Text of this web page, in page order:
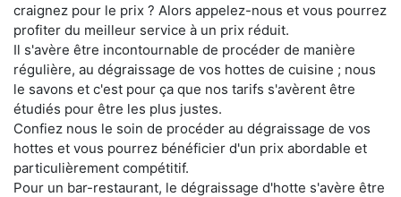
craignez pour le prix ? Alors appelez-nous et vous pourrez
profiter du meilleur service à un prix réduit.
Il s'avère être incontournable de procéder de manière
régulière, au dégraissage de vos hottes de cuisine ; nous
le savons et c'est pour ça que nos tarifs s'avèrent être
étudiés pour être les plus justes.
Confiez nous le soin de procéder au dégraissage de vos
hottes et vous pourrez bénéficier d'un prix abordable et
particulièrement compétitif.
Pour un bar-restaurant, le dégraissage d'hotte s'avère être